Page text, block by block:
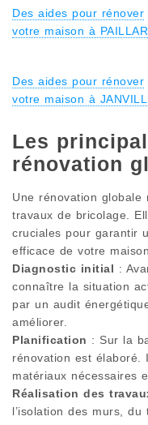
Des aides pour rénover
votre maison à
Des aides pour rénover
votre maison à
Les
rénovation
Une rénovation
travaux de bricolage.
cruciales pour garantir
efficace de votre
Diagnostic initial :
connaître la situation
par un audit
améliorer.
Planification : Sur la
rénovation est élaboré.
matériaux nécessaires
Réalisation des
l’isolation des murs,